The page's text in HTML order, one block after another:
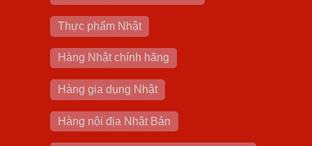
Thực phẩm Nhật
Hàng Nhật chính hãng
Hàng gia dụng Nhật
Hàng nội địa Nhật Bản